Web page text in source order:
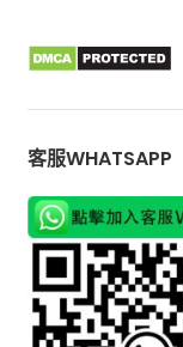
客服WHATSAPP